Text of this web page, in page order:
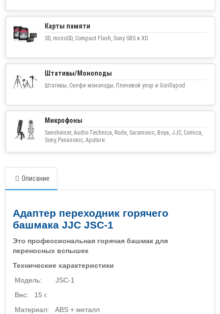
Карты памяти
SD, microSD, Compact Flash, Sony SBS и XD.
Штативы/Моноподы
Штативы, Селфи моноподы, Плечевой упор и Gorillapod
Микрофоны
Sennheiser, Audio-Technica, Rode, Saramonic, Boya, JJC, Comica,
Sony, Panasonic, Aputure.
Описание
Адаптер переходник горячего
башмака JJC JSC-1
Это профессиональная горячая башмак для
переносных вспышек
Технические характеристики
Модель: JSC-1
Вес: 15 г.
Материал: ABS + металл